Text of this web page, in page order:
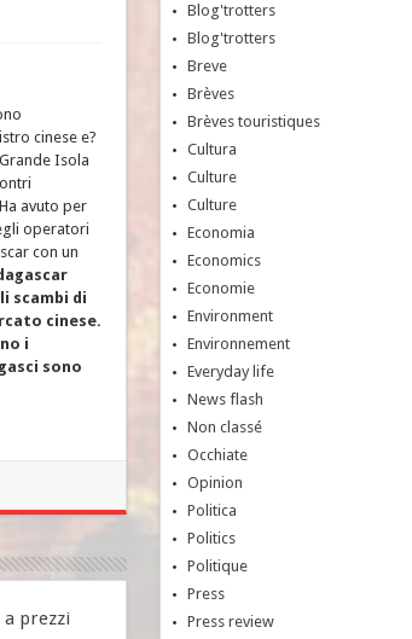
cinese e?
Isola
avuto per
operatori
con un
scambi di
cinese.
i
sono
prezzi
Blog'trotters
Blog'trotters
Breve
Brèves
Brèves touristiques
Cultura
Culture
Culture
Economia
Economics
Economie
Environment
Environnement
Everyday life
News flash
Non classé
Occhiate
Opinion
Politica
Politics
Politique
Press
Press review